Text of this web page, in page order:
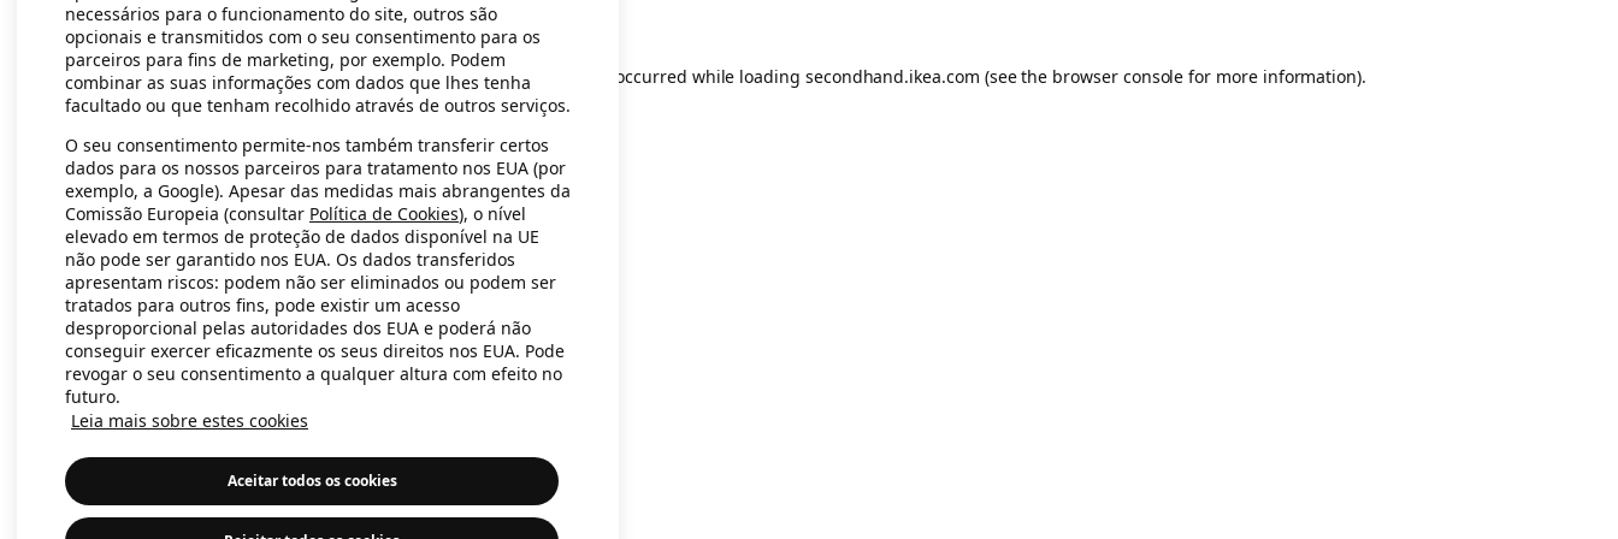
Application error: a client-side exception has occurred while loading secondhand.ikea.com (see the browser console for more information).
necessários para o funcionamento do site, outros são
opcionais e transmitidos com o seu consentimento para os
parceiros para fins de marketing, por exemplo. Podem
combinar as suas informações com dados que lhes tenha
facultado ou que tenham recolhido através de outros serviços.
O seu consentimento permite-nos também transferir certos
dados para os nossos parceiros para tratamento nos EUA (por
exemplo, a Google). Apesar das medidas mais abrangentes da
Comissão Europeia (consultar Política de Cookies), o nível
elevado em termos de proteção de dados disponível na UE
não pode ser garantido nos EUA. Os dados transferidos
apresentam riscos: podem não ser eliminados ou podem ser
tratados para outros fins, pode existir um acesso
desproporcional pelas autoridades dos EUA e poderá não
conseguir exercer eficazmente os seus direitos nos EUA. Pode
revogar o seu consentimento a qualquer altura com efeito no
futuro.
Leia mais sobre estes cookies
Aceitar todos os cookies